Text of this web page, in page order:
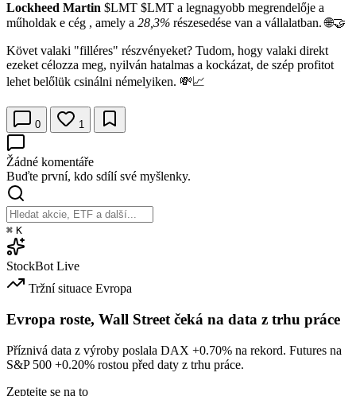
Lockheed Martin $LMT $LMT a legnagyobb megrendelője a
műholdak e cég , amely a 28,3% részesedése van a vállalatban. 🌐🤝
Követ valaki "filléres" részvényeket? Tudom, hogy valaki direkt
ezeket célozza meg, nyilván hatalmas a kockázat, de szép profitot
lehet belőlük csinálni némelyiken. 💸📈
0 1
Žádné komentáře
Buďte první, kdo sdílí své myšlenky.
⌘ K
StockBot Live
Tržní situace Evropa
Evropa roste, Wall Street čeká na data z trhu práce
Příznivá data z výroby poslala DAX +0.70% na rekord. Futures na
S&P 500 +0.20% rostou před daty z trhu práce.
Zeptejte se na to